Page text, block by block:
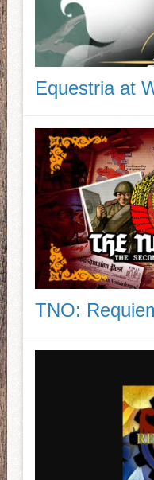
Equestria at
TNO: